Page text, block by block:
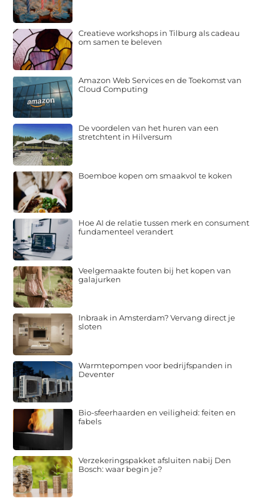
Creatieve workshops in Tilburg als cadeau
om samen te beleven
Amazon Web Services en de Toekomst van
Cloud Computing
De voordelen van het huren van een
stretchtent in Hilversum
Boemboe kopen om smaakvol te koken
Hoe AI de relatie tussen merk en consument
fundamenteel verandert
Veelgemaakte fouten bij het kopen van
galajurken
Inbraak in Amsterdam? Vervang direct je
sloten
Warmtepompen voor bedrijfspanden in
Deventer
Bio-sfeerhaarden en veiligheid: feiten en
fabels
Verzekeringspakket afsluiten nabij Den
Bosch: waar begin je?